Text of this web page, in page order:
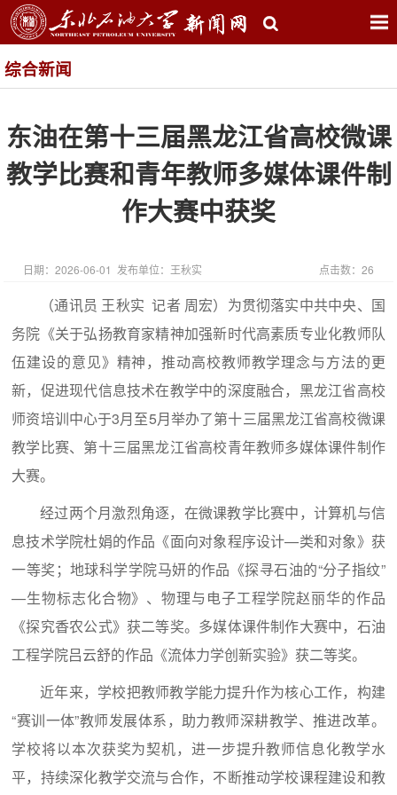
综合新闻
东油在第十三届黑龙江省高校微课
教学比赛和青年教师多媒体课件制
作大赛中获奖
日期：2026-06-01 发布单位：王秋实 点击数： 26
（通讯员 王秋实 记者 周宏）为贯彻落实中共中央、国
务院《关于弘扬教育家精神加强新时代高素质专业化教师队
伍建设的意见》精神，推动高校教师教学理念与方法的更
新，促进现代信息技术在教学中的深度融合，黑龙江省高校
师资培训中心于3月至5月举办了第十三届黑龙江省高校微课
教学比赛、第十三届黑龙江省高校青年教师多媒体课件制作
大赛。
经过两个月激烈角逐，在微课教学比赛中，计算机与信
息技术学院杜娟的作品《面向对象程序设计—类和对象》获
一等奖；地球科学学院马妍的作品《探寻石油的“分子指纹”
—生物标志化合物》、物理与电子工程学院赵丽华的作品
《探究香农公式》获二等奖。多媒体课件制作大赛中，石油
工程学院吕云舒的作品《流体力学创新实验》获二等奖。
近年来，学校把教师教学能力提升作为核心工作，构建
“赛训一体”教师发展体系，助力教师深耕教学、推进改革。
学校将以本次获奖为契机，进一步提升教师信息化教学水
平，持续深化教学交流与合作，不断推动学校课程建设和教